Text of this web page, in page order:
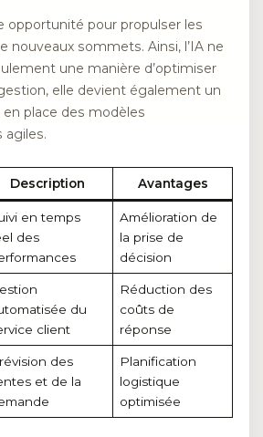
opportunité pour propulser les
nouveaux sommets. Ainsi, l’IA ne
une manière d’optimiser
elle devient également un
place des modèles
agiles.
Description Avantages
en temps
des
Amélioration de
la prise de
décision
du
client
Réduction des
coûts de
réponse
des
et de la
Planification
logistique
optimisée